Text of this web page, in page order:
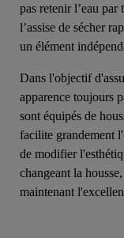
pas retenir l’eau par
l’assise de sécher
un élément
Dans l'objectif
apparence toujours
sont équipés de
facilite grandement
de modifier
changeant la
maintenant